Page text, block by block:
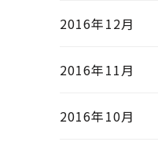
2016年12月
2016年11月
2016年10月